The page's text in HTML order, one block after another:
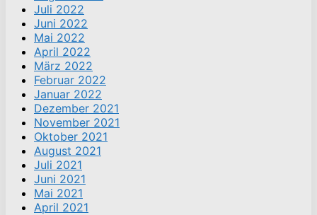
Juli 2022
Juni 2022
Mai 2022
April 2022
März 2022
Februar 2022
Januar 2022
Dezember 2021
November 2021
Oktober 2021
August 2021
Juli 2021
Juni 2021
Mai 2021
April 2021